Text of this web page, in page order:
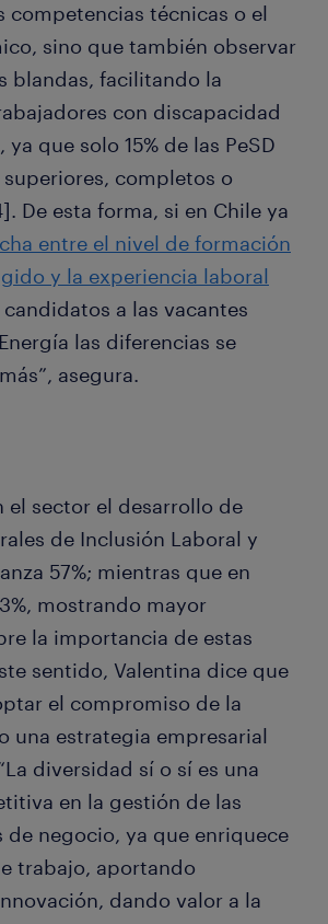
competencias técnicas o el
sino que también observar
blandas, facilitando la
con discapacidad
que solo 15% de las PeSD
completos o
De esta forma, si en Chile ya
entre el nivel de formación
y la experiencia laboral
a las vacantes
las diferencias se
asegura.
el sector el desarrollo de
de Inclusión Laboral y
57%; mientras que en
mostrando mayor
la importancia de estas
sentido, Valentina dice que
el compromiso de la
una estrategia empresarial
diversidad sí o sí es una
en la gestión de las
de negocio, ya que enriquece
trabajo, aportando
dando valor a la